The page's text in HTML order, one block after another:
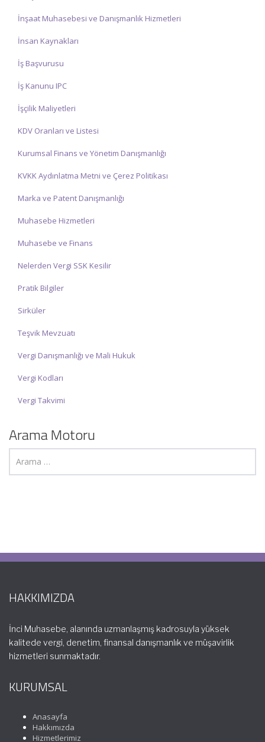
İnşaat Muhasebesi ve Danışmanlık Hizmetleri
İnsan Kaynakları
İş Başvurusu
İş Kanunu IPC
İşçilik Maliyetleri
KDV Oranları ve Listesi
Kurumsal Finans ve Yönetim Danışmanlığı
KVKK Aydınlatma Metni ve Çerez Politikası
Marka ve Patent Danışmanlığı
Muhasebe Hizmetleri
Muhasebe ve Finans
Nelerden Vergi SSK Kesilir
Pratik Bilgiler
Sirküler
Teşvik Mevzuatı
Vergi Danışmanlığı ve Mali Hukuk
Vergi Kodları
Vergi Takvimi
Arama Motoru
HAKKIMIZDA
İnci Muhasebe, alanında uzmanlaşmış kadrosuyla yüksek
kalitede vergi, denetim, finansal danışmanlık ve müşavirlik
hizmetleri sunmaktadır.
KURUMSAL
Anasayfa
Hakkımızda
Hizmetlerimiz